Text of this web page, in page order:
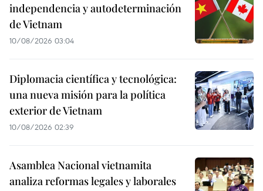
independencia y autodeterminación
de Vietnam
10/08/2026 03:04
Diplomacia científica y tecnológica:
una nueva misión para la política
exterior de Vietnam
10/08/2026 02:39
Asamblea Nacional vietnamita
analiza reformas legales y laborales